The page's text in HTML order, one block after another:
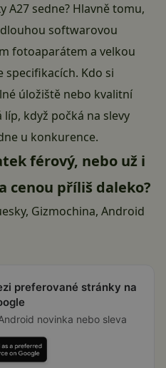
A27 sedne? Hlavně tomu,
softwarovou
fotoaparátem a velkou
Kdo si
úložiště nebo kvalitní
když počká na slevy
u konkurence.
férový, nebo už i
cenou příliš daleko?
, Gizmochina, Android
preferované stránky na
novinka nebo sleva